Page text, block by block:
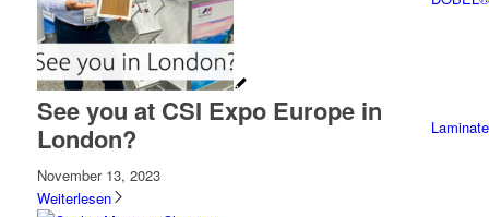
See you at CSI Expo Europe in
London?
November 13, 2023
Weiterlesen